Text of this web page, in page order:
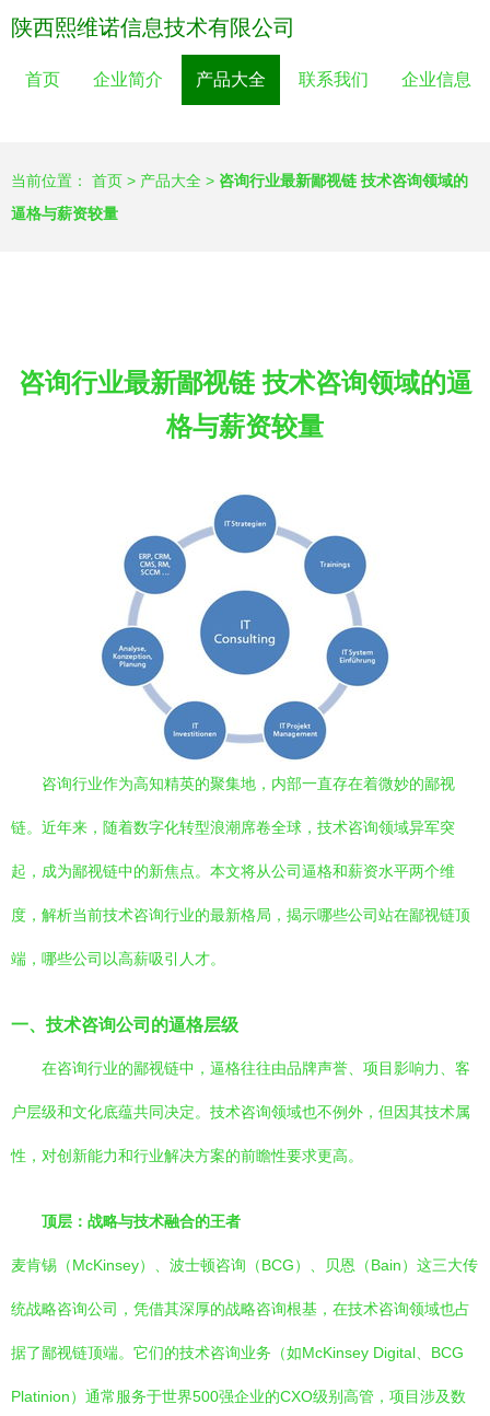
陕西熙维诺信息技术有限公司
首页 企业简介 产品大全 联系我们 企业信息
当前位置： 首页 > 产品大全 > 咨询行业最新鄙视链 技术咨询领域的
逼格与薪资较量
咨询行业最新鄙视链 技术咨询领域的逼
格与薪资较量
咨询行业作为高知精英的聚集地，内部一直存在着微妙的鄙视
链。近年来，随着数字化转型浪潮席卷全球，技术咨询领域异军突
起，成为鄙视链中的新焦点。本文将从公司逼格和薪资水平两个维
度，解析当前技术咨询行业的最新格局，揭示哪些公司站在鄙视链顶
端，哪些公司以高薪吸引人才。
一、技术咨询公司的逼格层级
在咨询行业的鄙视链中，逼格往往由品牌声誉、项目影响力、客
户层级和文化底蕴共同决定。技术咨询领域也不例外，但因其技术属
性，对创新能力和行业解决方案的前瞻性要求更高。
顶层：战略与技术融合的王者
麦肯锡（McKinsey）、波士顿咨询（BCG）、贝恩（Bain）这三大传
统战略咨询公司，凭借其深厚的战略咨询根基，在技术咨询领域也占
据了鄙视链顶端。它们的技术咨询业务（如McKinsey Digital、BCG
Platinion）通常服务于世界500强企业的CXO级别高管，项目涉及数